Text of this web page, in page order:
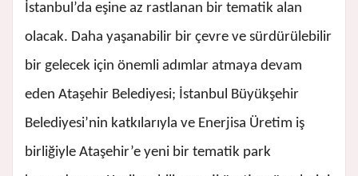
İstanbul’da eşine az rastlanan bir tematik alan
olacak. Daha yaşanabilir bir çevre ve sürdürülebilir
bir gelecek için önemli adımlar atmaya devam
eden Ataşehir Belediyesi; İstanbul Büyükşehir
Belediyesi’nin katkılarıyla ve Enerjisa Üretim iş
birliğiyle Ataşehir’e yeni bir tematik park